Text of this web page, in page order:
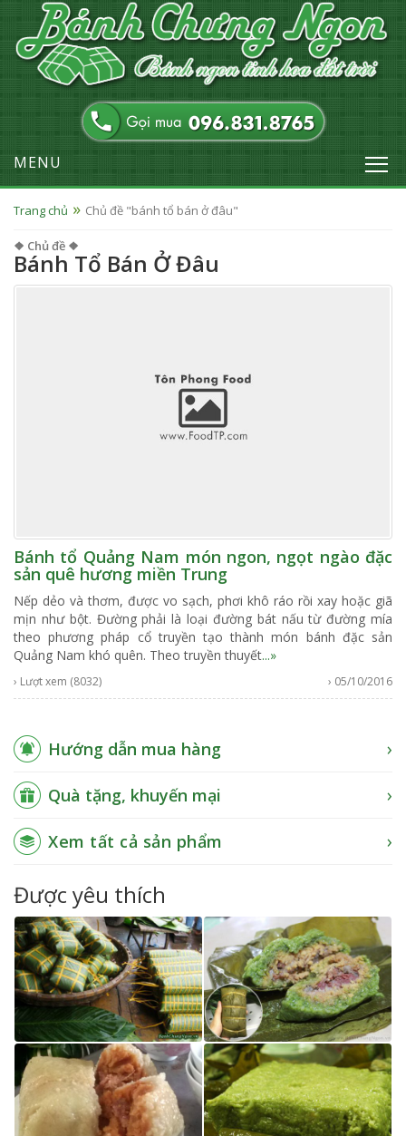
MENU
Trang chủ Chủ đề "bánh tổ bán ở đâu"
❖ Chủ đề ❖
Bánh Tổ Bán Ở Đâu
Bánh tổ Quảng Nam món ngon, ngọt ngào đặc
sản quê hương miền Trung
Nếp dẻo và thơm, được vo sạch, phơi khô ráo rồi xay hoặc giã
mịn như bột. Đường phải là loại đường bát nấu từ đường mía
theo phương pháp cổ truyền tạo thành món bánh đặc sản
Quảng Nam khó quên. Theo truyền thuyết...»
› Lượt xem (8032) › 05/10/2016
Hướng dẫn mua hàng
Quà tặng, khuyến mại
Xem tất cả sản phẩm
Được yêu thích